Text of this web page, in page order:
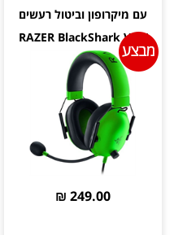
עם מיקרופון וביטול רעשים
RAZER BlackShark V2 X
צבע ירוק יבואן רשמי
249.00 ₪